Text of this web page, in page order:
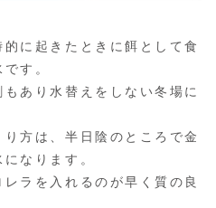
に起きたときに餌として食
す。
あり水替えをしない冬場に
方は、半日陰のところで金
なります。
ラを入れるのが早く質の良